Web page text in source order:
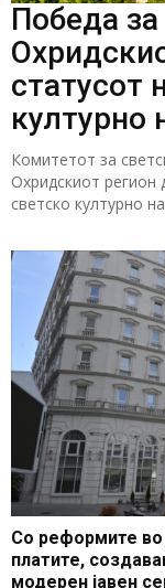
Победа
статусот
културно
Комитетот за
Охридскиот регион
светско културно
Со реформите во
платите,
модерен јавен